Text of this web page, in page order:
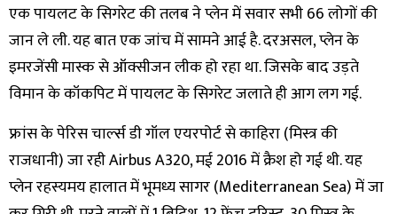
एक पायलट के सिगरेट की तलब ने प्लेन में सवार सभी 66 लोगों की
जान ले ली. यह बात एक जांच में सामने आई है. दरअसल, प्लेन के
इमरजेंसी मास्क से ऑक्सीजन लीक हो रहा था. जिसके बाद उड़ते
विमान के कॉकपिट में पायलट के सिगरेट जलाते ही आग लग गई.
फ्रांस के पेरिस चार्ल्स डी गॉल एयरपोर्ट से काहिरा (मिस्त्र की
राजधानी) जा रही Airbus A320, मई 2016 में क्रैश हो गई थी. यह
प्लेन रहस्यमय हालात में भूमध्य सागर (Mediterranean Sea) में जा